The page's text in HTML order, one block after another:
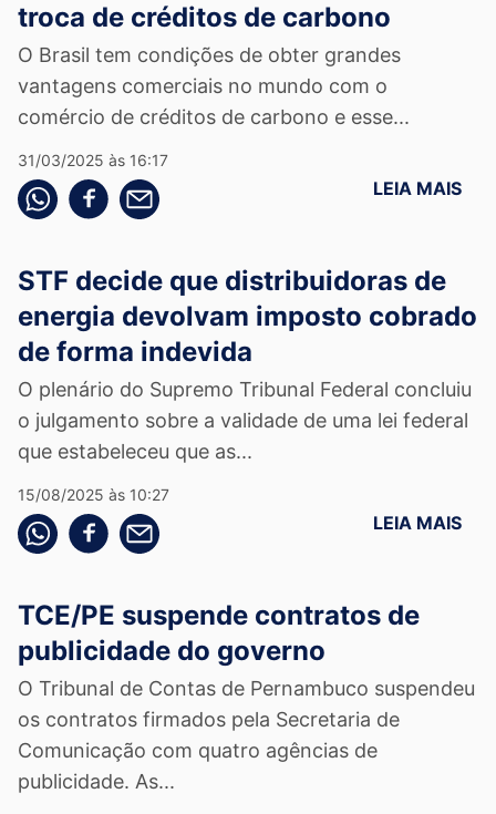
troca de créditos de carbono
O Brasil tem condições de obter grandes
vantagens comerciais no mundo com o
comércio de créditos de carbono e esse...
31/03/2025 às 16:17
Compartilhe pelo whatsapp
Compartilhar no facebook
Compartilhe pelo email LEIA MAIS
STF decide que distribuidoras de
energia devolvam imposto cobrado
de forma indevida
O plenário do Supremo Tribunal Federal concluiu
o julgamento sobre a validade de uma lei federal
que estabeleceu que as...
15/08/2025 às 10:27
Compartilhe pelo whatsapp
Compartilhar no facebook
Compartilhe pelo email LEIA MAIS
TCE/PE suspende contratos de
publicidade do governo
O Tribunal de Contas de Pernambuco suspendeu
os contratos firmados pela Secretaria de
Comunicação com quatro agências de
publicidade. As...